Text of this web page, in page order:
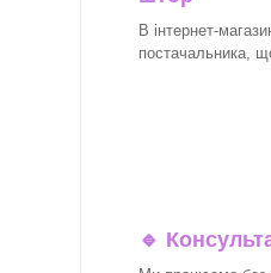
В інтернет-
постачальника,
🔹